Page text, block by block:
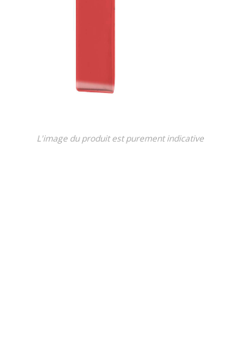
L'image du produit est purement indicative